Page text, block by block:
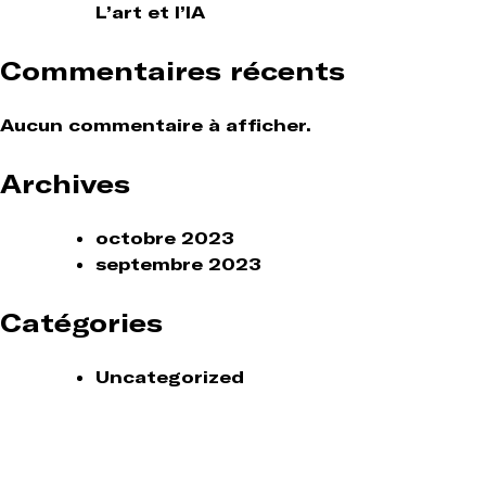
L’art et l’IA
Commentaires récents
Aucun commentaire à afficher.
Archives
octobre 2023
septembre 2023
Catégories
Uncategorized